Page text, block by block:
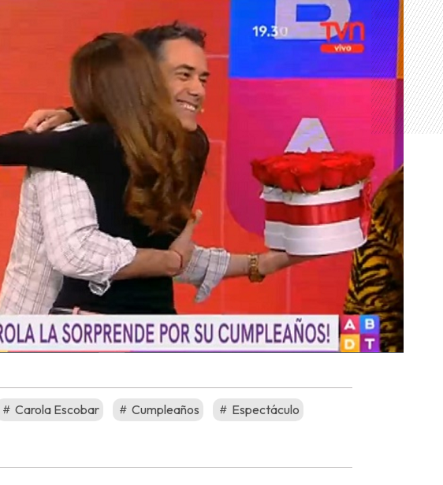
Carola Escobar Cumpleaños Espectáculo